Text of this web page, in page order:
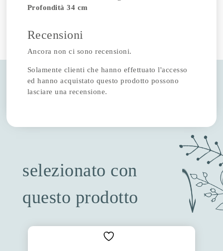
Profondità 34 cm
Recensioni
Ancora non ci sono recensioni.
Solamente clienti che hanno effettuato l'accesso
ed hanno acquistato questo prodotto possono
lasciare una recensione.
selezionato con
questo prodotto